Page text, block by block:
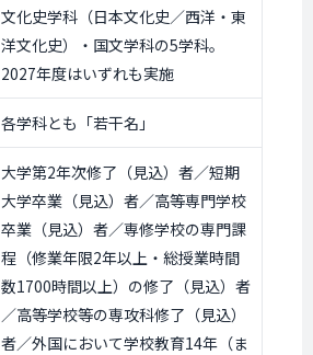
文化史学科（日本文化史／西洋・東
洋文化史）・国文学科の5学科。
2027年度はいずれも実施
各学科とも「若干名」
大学第2年次修了（見込）者／短期
大学卒業（見込）者／高等専門学校
卒業（見込）者／専修学校の専門課
程（修業年限2年以上・総授業時間
数1700時間以上）の修了（見込）者
／高等学校等の専攻科修了（見込）
者／外国において学校教育14年（ま